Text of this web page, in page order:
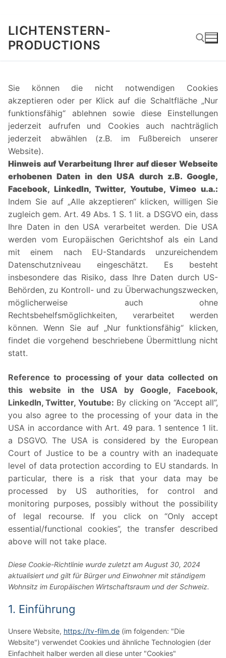
Inhalt
springen
LICHTENSTERN-
PRODUCTIONS
Sie können die nicht notwendigen Cookies
akzeptieren oder per Klick auf die Schaltfläche „Nur
funktionsfähig“ ablehnen sowie diese Einstellungen
jederzeit aufrufen und Cookies auch nachträglich
jederzeit abwählen (z.B. im Fußbereich unserer
Website).
Hinweis auf Verarbeitung Ihrer auf dieser Webseite
erhobenen Daten in den USA durch z.B. Google,
Facebook, LinkedIn, Twitter, Youtube, Vimeo u.a.:
Indem Sie auf „Alle akzeptieren“ klicken, willigen Sie
zugleich gem. Art. 49 Abs. 1 S. 1 lit. a DSGVO ein, dass
Ihre Daten in den USA verarbeitet werden. Die USA
werden vom Europäischen Gerichtshof als ein Land
mit einem nach EU-Standards unzureichendem
Datenschutzniveau eingeschätzt. Es besteht
insbesondere das Risiko, dass Ihre Daten durch US-
Behörden, zu Kontroll- und zu Überwachungszwecken,
möglicherweise auch ohne
Rechtsbehelfsmöglichkeiten, verarbeitet werden
können. Wenn Sie auf „Nur funktionsfähig“ klicken,
findet die vorgehend beschriebene Übermittlung nicht
statt.
Reference to processing of your data collected on
this website in the USA by Google, Facebook,
LinkedIn, Twitter, Youtube: By clicking on “Accept all”,
you also agree to the processing of your data in the
USA in accordance with Art. 49 para. 1 sentence 1 lit.
a DSGVO. The USA is considered by the European
Court of Justice to be a country with an inadequate
level of data protection according to EU standards. In
particular, there is a risk that your data may be
processed by US authorities, for control and
monitoring purposes, possibly without the possibility
of legal recourse. If you click on “Only accept
essential/functional cookies”, the transfer described
above will not take place.
Diese Cookie-Richtlinie wurde zuletzt am August 30, 2024
aktualisiert und gilt für Bürger und Einwohner mit ständigem
Wohnsitz im Europäischen Wirtschaftsraum und der Schweiz.
1. Einführung
Unsere Website, https://tv-film.de (im folgenden: "Die
Website") verwendet Cookies und ähnliche Technologien (der
Einfachheit halber werden all diese unter "Cookies"